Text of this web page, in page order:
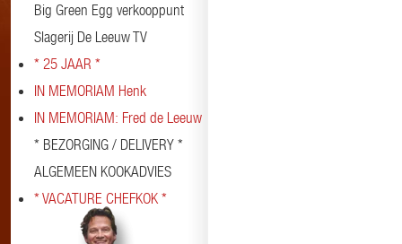
Big Green Egg verkooppunt
Slagerij De Leeuw TV
* 25 JAAR *
IN MEMORIAM Henk
IN MEMORIAM: Fred de Leeuw
* BEZORGING / DELIVERY *
ALGEMEEN KOOKADVIES
* VACATURE CHEFKOK *